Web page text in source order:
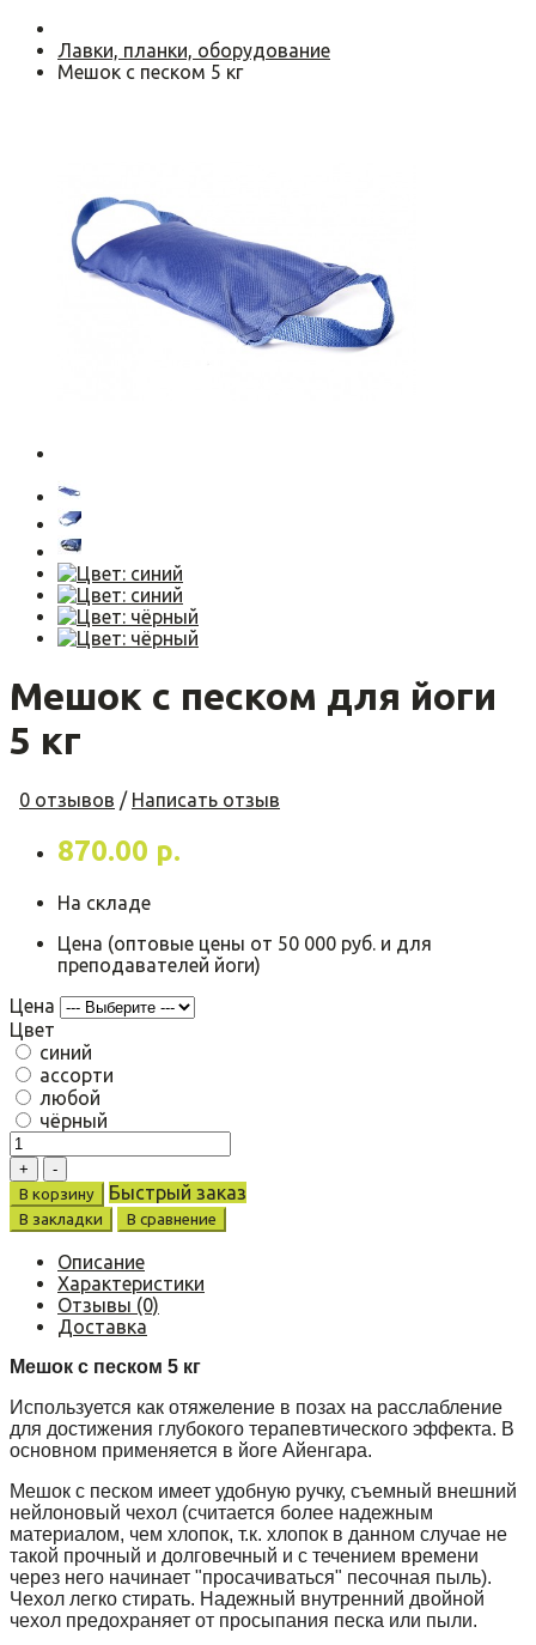
Лавки, планки, оборудование
Мешок с песком 5 кг
Мешок с песком для йоги
5 кг
0 отзывов / Написать отзыв
870.00 р.
На складе
Цена (оптовые цены от 50 000 руб. и для
преподавателей йоги)
Цена
Цвет
синий
ассорти
любой
чёрный
В корзину Быстрый заказ
В закладки В сравнение
Описание
Характеристики
Отзывы (0)
Доставка
Мешок с песком 5 кг
Используется как отяжеление в позах на расслабление
для достижения глубокого терапевтического эффекта. В
основном применяется в йоге Айенгара.
Мешок с песком имеет удобную ручку, съемный внешний
нейлоновый чехол (считается более надежным
материалом, чем хлопок, т.к. хлопок в данном случае не
такой прочный и долговечный и с течением времени
через него начинает "просачиваться" песочная пыль).
Чехол легко стирать. Надежный внутренний двойной
чехол предохраняет от просыпания песка или пыли.